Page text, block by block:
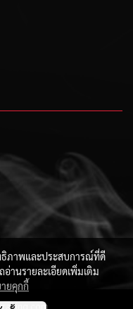
ธิภาพและประสบการณ์ที่ดี
อ่านรายละเอียดเพิ่มเติม
ยคุกกี้